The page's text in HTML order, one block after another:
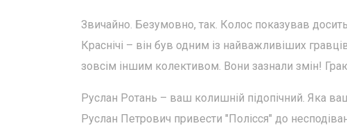
Звичайно. Безумовно, так. Колос показував
Краснічі – він був одним із найважливіших
зовсім іншим колективом. Вони зазнали змін!
Руслан Ротань – ваш колишній підопічний. Яка
Руслан Петрович привести "Полісся" до